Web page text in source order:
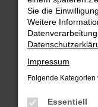
Beim Laden ist
Hier sind ein
Überprüfe
Laden
Suchmaschine?
Sie die
Weitere
Impressum
Folgende
Essentiell